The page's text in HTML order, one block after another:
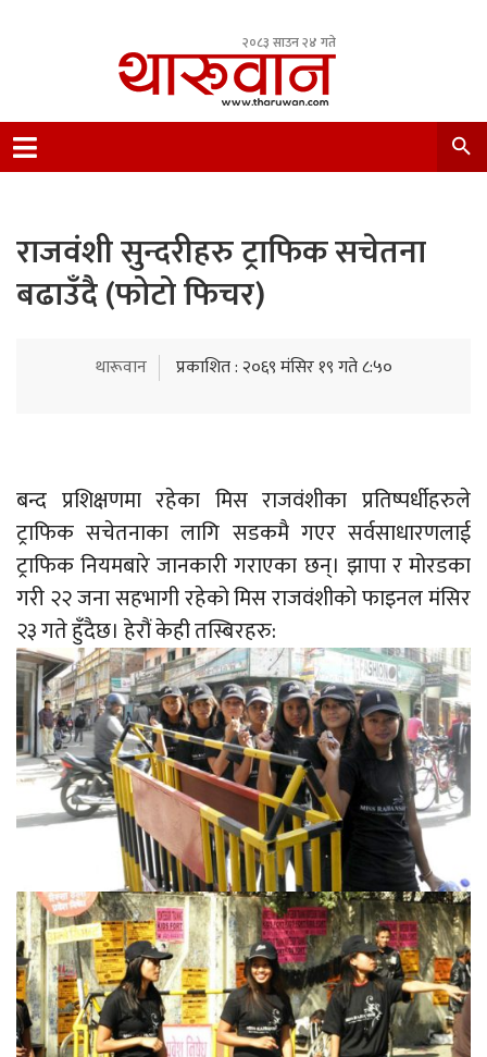
२०८३ साउन २४ गते
Nepal.
राजवंशी सुन्दरीहरु ट्राफिक सचेतना
बढाउँदै (फोटो फिचर)
थारूवान प्रकाशित : २०६९ मंसिर १९ गते ८:५०
बन्द प्रशिक्षणमा रहेका मिस राजवंशीका प्रतिष्पर्धीहरुले
ट्राफिक सचेतनाका लागि सडकमै गएर सर्वसाधारणलाई
ट्राफिक नियमबारे जानकारी गराएका छन्। झापा र मोरडका
गरी २२ जना सहभागी रहेको मिस राजवंशीको फाइनल मंसिर
२३ गते हुँदैछ। हेरौं केही तस्बिरहरु: